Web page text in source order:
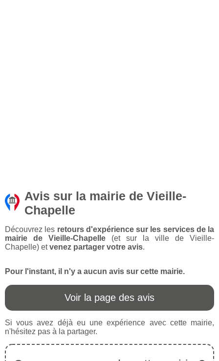
Avis sur la mairie de Vieille-
Chapelle
Découvrez les retours d'expérience sur les services de la
mairie de Vieille-Chapelle (et sur la ville de Vieille-
Chapelle) etvenez partager votre avis.
Pour l'instant, il n'y a aucun avis sur cette mairie.
Voir la page des avis
Si vous avez déjà eu une expérience avec cette mairie,
n'hésitez pas à la partager.